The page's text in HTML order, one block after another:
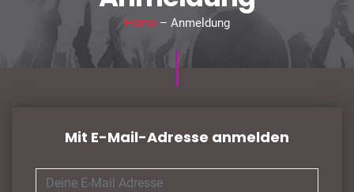
Home– Anmeldung
Mit E-Mail-Adresse anmelden